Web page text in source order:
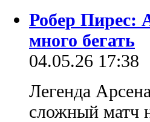
Робер Пирес:
много бегать
04.05.26 17:38
Легенда
сложный матч